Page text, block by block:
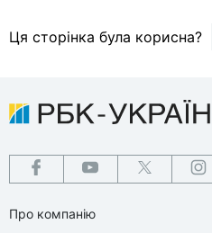
Ця сторінка була корисна?
Про компанію